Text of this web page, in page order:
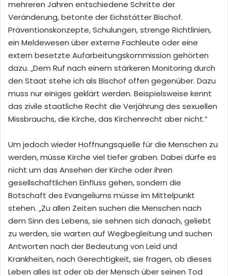
mehreren Jahren entschiedene Schritte der
Veränderung, betonte der Eichstätter Bischof.
Präventionskonzepte, Schulungen, strenge Richtlinien,
ein Meldewesen über externe Fachleute oder eine
extern besetzte Aufarbeitungskommission gehörten
dazu. „Dem Ruf nach einem stärkeren Monitoring durch
den Staat stehe ich als Bischof offen gegenüber. Dazu
muss nur einiges geklärt werden. Beispielsweise kennt
das zivile staatliche Recht die Verjährung des sexuellen
Missbrauchs, die Kirche, das Kirchenrecht aber nicht.“
Um jedoch wieder Hoffnungsquelle für die Menschen zu
werden, müsse Kirche viel tiefer graben. Dabei dürfe es
nicht um das Ansehen der Kirche oder ihren
gesellschaftlichen Einfluss gehen, sondern die
Botschaft des Evangeliums müsse im Mittelpunkt
stehen. „Zu allen Zeiten suchen die Menschen nach
dem Sinn des Lebens, sie sehnen sich danach, geliebt
zu werden, sie warten auf Wegbegleitung und suchen
Antworten nach der Bedeutung von Leid und
Krankheiten, nach Gerechtigkeit, sie fragen, ob dieses
Leben alles ist oder ob der Mensch über seinen Tod